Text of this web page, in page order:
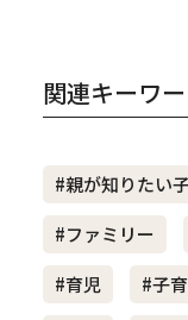
関連キーワ
#親が知りたい
#ファミリー
#育児
#子